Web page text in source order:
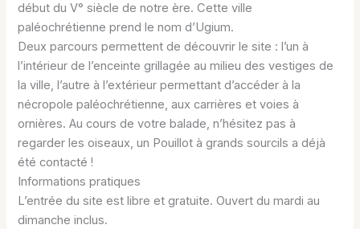
début du V° siècle de notre ère. Cette ville
paléochrétienne prend le nom d’Ugium.
Deux parcours permettent de découvrir le site : l’un à
l’intérieur de l’enceinte grillagée au milieu des vestiges de
la ville, l’autre à l’extérieur permettant d’accéder à la
nécropole paléochrétienne, aux carrières et voies à
ornières. Au cours de votre balade, n’hésitez pas à
regarder les oiseaux, un Pouillot à grands sourcils a déjà
été contacté !
Informations pratiques
L’entrée du site est libre et gratuite. Ouvert du mardi au
dimanche inclus.